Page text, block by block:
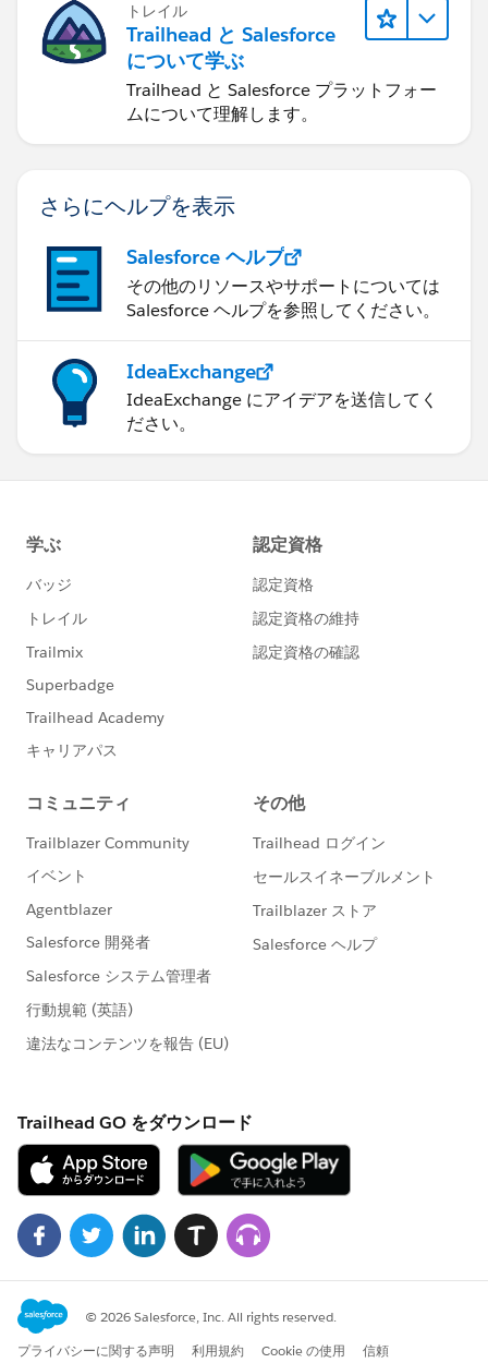
トレイル
Trailhead と Salesforce
について学ぶ
Trailhead と Salesforce プラットフォー
ムについて理解します。
さらにヘルプを表示
Salesforce ヘルプ
その他のリソースやサポートについては
Salesforce ヘルプを参照してください。
IdeaExchange
IdeaExchange にアイデアを送信してく
ださい。